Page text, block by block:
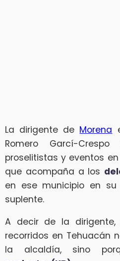
La dirigente de Morena
Romero Garcí-
proselitistas y eventos
que acompaña a los
en ese municipio en
suplente.
A decir de la
recorridos en Tehuacán
la alcaldía, sino